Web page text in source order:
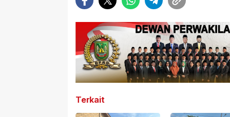
Terkait